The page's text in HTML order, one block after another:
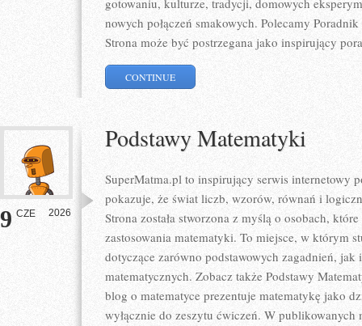
gotowaniu, kulturze, tradycji, domowych
nowych połączeń smakowych. Polecamy
Strona może być postrzegana jako inspirujący
CONTINUE
9 CZE 2026
Podstawy Matematyki
SuperMatma.pl to inspirujący serwis internetowy
pokazuje, że świat liczb, wzorów, równań i
Strona została stworzona z myślą o osobach,
zastosowania matematyki. To miejsce, w którym
dotyczące zarówno podstawowych zagadnień,
matematycznych. Zobacz także Podstawy
blog o matematyce prezentuje matematykę jako
wyłącznie do zeszytu ćwiczeń. W publikowanych